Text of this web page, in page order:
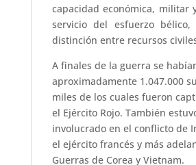
capacidad económica, militar
servicio del esfuerzo
distinción entre recursos
A finales de la guerra se
aproximadamente 1.047.000
miles de los cuales fueron
el Ejército Rojo. También
involucrado en el conflicto de
el ejército francés y más
Guerras de Corea y Vietnam.